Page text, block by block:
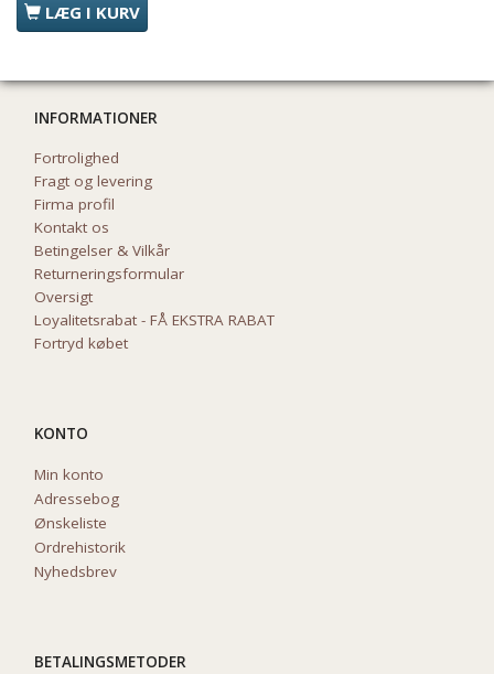
LÆG I KURV
INFORMATIONER
Fortrolighed
Fragt og levering
Firma profil
Kontakt os
Betingelser & Vilkår
Returneringsformular
Oversigt
Loyalitetsrabat - FÅ EKSTRA RABAT
Fortryd købet
KONTO
Min konto
Adressebog
Ønskeliste
Ordrehistorik
Nyhedsbrev
BETALINGSMETODER